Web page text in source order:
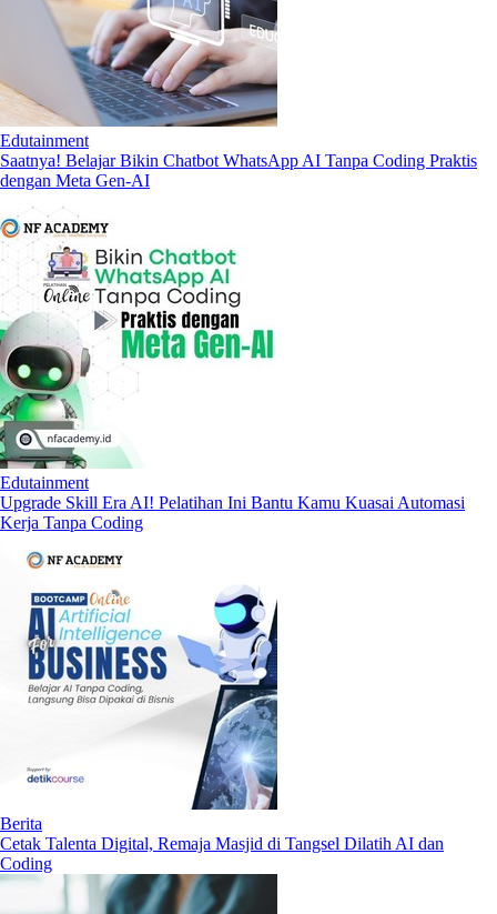
Edutainment
Saatnya! Belajar Bikin Chatbot WhatsApp AI Tanpa Coding Praktis
dengan Meta Gen-AI
Edutainment
Upgrade Skill Era AI! Pelatihan Ini Bantu Kamu Kuasai Automasi
Kerja Tanpa Coding
Berita
Cetak Talenta Digital, Remaja Masjid di Tangsel Dilatih AI dan
Coding